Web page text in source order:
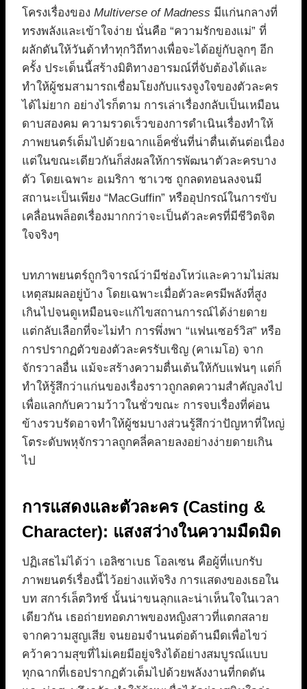
โครงเรื่องของ Multiverse of Madness มีแก่นกลางที่
ทรงพลังและเข้าใจง่าย นั่นคือ “ความรักของแม่” ที่
ผลักดันให้วันด้าทำทุกวิถีทางเพื่อจะได้อยู่กับลูกๆ อีก
ครั้ง ประเด็นนี้สร้างมิติทางอารมณ์ที่จับต้องได้และ
ทำให้ผู้ชมสามารถเชื่อมโยงกับแรงจูงใจของตัวละคร
ได้ไม่ยาก อย่างไรก็ตาม การเล่าเรื่องกลับเป็นเหมือน
ดาบสองคม ความรวดเร็วของการดำเนินเรื่องทำให้
ภาพยนตร์เต็มไปด้วยฉากแอ็คชั่นที่น่าตื่นเต้นต่อเนื่อง
แต่ในขณะเดียวกันก็ส่งผลให้การพัฒนาตัวละครบาง
ตัว โดยเฉพาะ อเมริกา ชาเวซ ถูกลดทอนลงจนมี
สถานะเป็นเพียง “MacGuffin” หรืออุปกรณ์ในการขับ
เคลื่อนพล็อตเรื่องมากกว่าจะเป็นตัวละครที่มีชีวิตจิต
ใจจริงๆ
บทภาพยนตร์ถูกวิจารณ์ว่ามีช่องโหว่และความไม่สม
เหตุสมผลอยู่บ้าง โดยเฉพาะเมื่อตัวละครมีพลังที่สูง
เกินไปจนดูเหมือนจะแก้ไขสถานการณ์ได้ง่ายดาย
แต่กลับเลือกที่จะไม่ทำ การพึ่งพา “แฟนเซอร์วิส” หรือ
การปรากฏตัวของตัวละครรับเชิญ (คาเมโอ) จาก
จักรวาลอื่น แม้จะสร้างความตื่นเต้นให้กับแฟนๆ แต่ก็
ทำให้รู้สึกว่าแก่นของเรื่องราวถูกลดความสำคัญลงไป
เพื่อแลกกับความว้าวในชั่วขณะ การจบเรื่องที่ค่อน
ข้างรวบรัดอาจทำให้ผู้ชมบางส่วนรู้สึกว่าปัญหาที่ใหญ่
โตระดับพหุจักรวาลถูกคลี่คลายลงอย่างง่ายดายเกิน
ไป
การแสดงและตัวละคร (Casting &
Character): แสงสว่างในความมืดมิด
ปฏิเสธไม่ได้ว่า เอลิซาเบธ โอลเซน คือผู้ที่แบกรับ
ภาพยนตร์เรื่องนี้ไว้อย่างแท้จริง การแสดงของเธอใน
บท สการ์เล็ตวิทช์ นั้นน่าขนลุกและน่าเห็นใจในเวลา
เดียวกัน เธอถ่ายทอดภาพของหญิงสาวที่แตกสลาย
จากความสูญเสีย จนยอมจำนนต่อด้านมืดเพื่อไขว่
คว้าความสุขที่ไม่เคยมีอยู่จริงได้อย่างสมบูรณ์แบบ
ทุกฉากที่เธอปรากฏตัวเต็มไปด้วยพลังงานที่กดดัน